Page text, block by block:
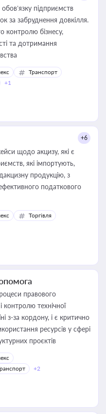
підприємств
за забруднення довкілля.
контролю бізнесу,
та дотримання
Транспорт
+1
+6
щодо акцизу, які є
які імпортують,
продукцію, з
податкового
Торгівля
правового
контролю технічної
з-за кордону, і є критично
ресурсів у сфері
проєктів
+2